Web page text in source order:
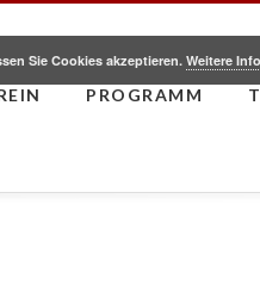
PROGRAMM
Sie Cookies akzeptieren. Weitere